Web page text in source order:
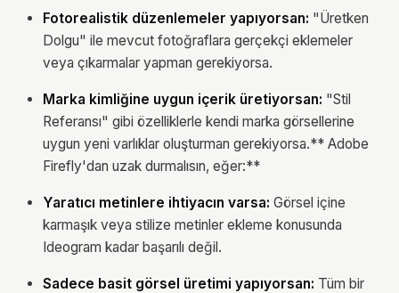
Fotorealistik düzenlemeler yapıyorsan: "Üretken
Dolgu" ile mevcut fotoğraflara gerçekçi eklemeler
veya çıkarmalar yapman gerekiyorsa.
Marka kimliğine uygun içerik üretiyorsan: "Stil
Referansı" gibi özelliklerle kendi marka görsellerine
uygun yeni varlıklar oluşturman gerekiyorsa.** Adobe
Firefly'dan uzak durmalısın, eğer:**
Yaratıcı metinlere ihtiyacın varsa: Görsel içine
karmaşık veya stilize metinler ekleme konusunda
Ideogram kadar başarılı değil.
Sadece basit görsel üretimi yapıyorsan: Tüm bir